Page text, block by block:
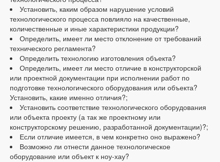
Установить, каким образом нарушение условий
технологического процесса повлияло на качественные,
количественные и иные характеристики продукции?
Определить, имеет ли место отклонение от требований
технического регламента?
Определить технологию изготовления объекта?
Определить, имеет ли место отличие в конструкторской
или проектной документации при исполнении работ по
подготовке технологического оборудования или объекта?
Установить, какие именно отличия?;
Установить соответствие технологического оборудования
или объекта проекту (а так же проектному или
конструкторскому решению, разработанной документации)?;
Если отличие имеется, в чем конкретно оно выражено?
Возможно ли отнести данное технологическое
оборудование или объект к ноу-хау?